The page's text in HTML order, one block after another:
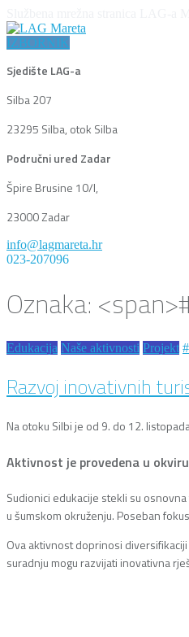
IZBORNIK
Sjedište LAG-a
Silba 207
23295 Silba, otok Silba
Područni ured Zadar
Špire Brusine 10/I,
23000 Zadar
info@lagmareta.hr
023-207096
Oznaka:
Edukacija Naše aktivnosti Projekt
Razvoj inovativnih
Na otoku Silbi je od 9. do 12.
Aktivnost je provedena u
Sudionici edukacije stekli su
u šumskom okruženju. Poseban
Ova aktivnost doprinosi
suradnju mogu razvijati inovativna